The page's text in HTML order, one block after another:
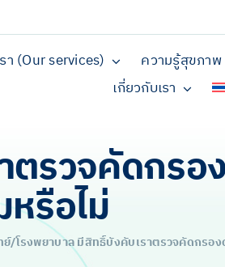
า (Our services)
ความรู้สุขภาพ
เกี่ยวกับเรา
รวจคัดกรอ
หรือไม่
/โรงพยาบาล มีสิทธิ์บังคับเราตรวจคัดกรอง